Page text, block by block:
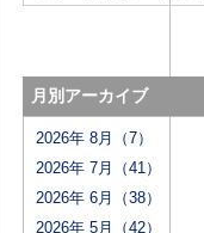
月別アーカイブ
2026年 8月（7）
2026年 7月（41）
2026年 6月（38）
2026年 5月（42）